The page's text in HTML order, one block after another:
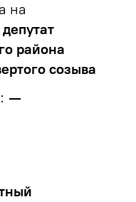
на
депутат
района
созыва
—